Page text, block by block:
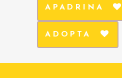
APADRINA
ADOPTA